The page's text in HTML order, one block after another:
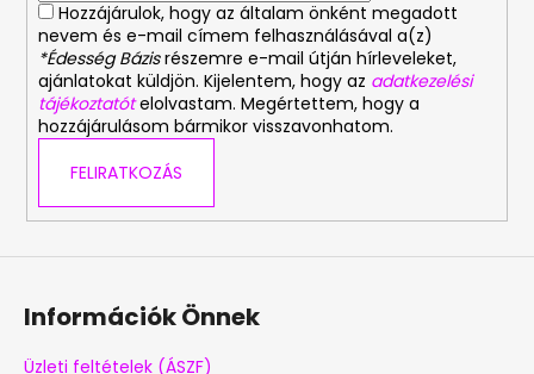
Hozzájárulok, hogy az általam önként megadott
nevem és e-mail címem felhasználásával a(z)
*Édesség Bázisrészemre e-mail útján hírleveleket,
ajánlatokat küldjön. Kijelentem, hogy az adatkezelési
tájékoztatót elolvastam. Megértettem, hogy a
hozzájárulásom bármikor visszavonhatom.
FELIRATKOZÁS
Információk Önnek
Üzleti feltételek (ÁSZF)